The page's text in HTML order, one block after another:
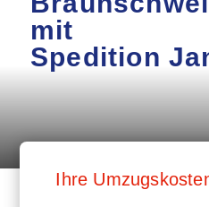
mit
Spedition
Ihre